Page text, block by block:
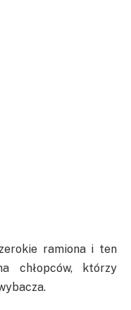
ramiona i ten
chłopców, którzy